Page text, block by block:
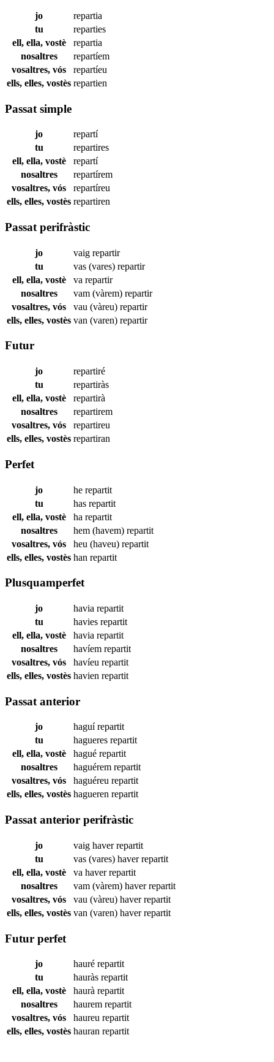
jo
repartia
tu
reparties
ell, ella, vostè
repartia
nosaltres
repartíem
vosaltres, vós
repartíeu
ells, elles, vostès repartien
Passat simple
jo
repartí
tu
repartires
ell, ella, vostè
repartí
nosaltres
repartírem
vosaltres, vós
repartíreu
ells, elles, vostès repartiren
Passat perifràstic
jo vaig repartir
tu
vas (vares) repartir
ell, ella, vostè
va repartir
nosaltres
vam (vàrem) repartir
vosaltres, vós
vau (vàreu) repartir
ells, elles, vostès van (varen) repartir
Futur
jo
repartiré
tu
repartiràs
ell, ella, vostè
repartirà
nosaltres
repartirem
vosaltres, vós
repartireu
ells, elles, vostès repartiran
Perfet
jo he repartit
tu
has repartit
ell, ella, vostè
ha repartit
nosaltres
hem (havem) repartit
vosaltres, vós
heu (haveu) repartit
ells, elles, vostès han repartit
Plusquamperfet
jo havia repartit
tu
havies repartit
ell, ella, vostè
havia repartit
nosaltres
havíem repartit
vosaltres, vós
havíeu repartit
ells, elles, vostès havien repartit
Passat anterior
jo haguírepartit
tu
hagueres repartit
ell, ella, vostè
hagué repartit
nosaltres
haguérem repartit
vosaltres, vós
haguéreu repartit
ells, elles, vostès hagueren repartit
Passat anterior perifràstic
jo vaig haverrepartit
tu
vas (vares) haverrepartit
ell, ella, vostè
va haverrepartit
nosaltres
vam (vàrem) haverrepartit
vosaltres, vós
vau (vàreu) haverrepartit
ells, elles, vostès van (varen) haverrepartit
Futur perfet
jo hauré repartit
tu
hauràs repartit
ell, ella, vostè
haurà repartit
nosaltres
haurem repartit
vosaltres, vós
haureu repartit
ells, elles, vostès hauran repartit